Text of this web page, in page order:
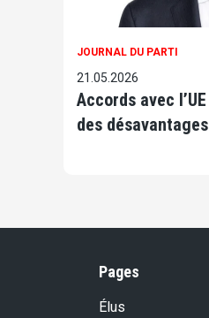
JOURNAL DU PARTI
21.05.2026
Accords avec
des
Pages
Élus